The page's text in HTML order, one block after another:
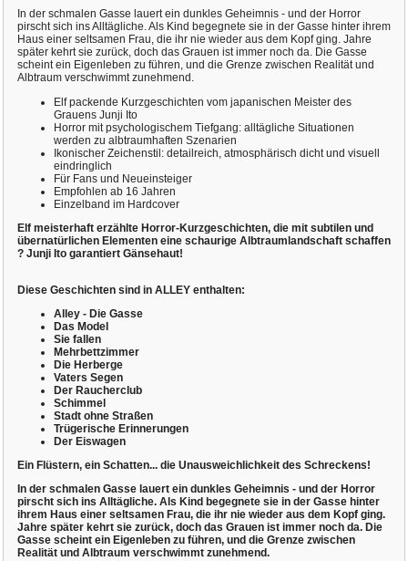
In der schmalen Gasse lauert ein dunkles Geheimnis - und der Horror
pirscht sich ins Alltägliche. Als Kind begegnete sie in der Gasse hinter ihrem
Haus einer seltsamen Frau, die ihr nie wieder aus dem Kopf ging. Jahre
später kehrt sie zurück, doch das Grauen ist immer noch da. Die Gasse
scheint ein Eigenleben zu führen, und die Grenze zwischen Realität und
Albtraum verschwimmt zunehmend.
Elf packende Kurzgeschichten vom japanischen Meister des
Grauens Junji Ito
Horror mit psychologischem Tiefgang: alltägliche Situationen
werden zu albtraumhaften Szenarien
Ikonischer Zeichenstil: detailreich, atmosphärisch dicht und visuell
eindringlich
Für Fans und Neueinsteiger
Empfohlen ab 16 Jahren
Einzelband im Hardcover
Elf meisterhaft erzählte Horror-Kurzgeschichten, die mit subtilen und
übernatürlichen Elementen eine schaurige Albtraumlandschaft schaffen
? Junji Ito garantiert Gänsehaut!
Diese Geschichten sind in ALLEY enthalten:
Alley - Die Gasse
Das Model
Sie fallen
Mehrbettzimmer
Die Herberge
Vaters Segen
Der Raucherclub
Schimmel
Stadt ohne Straßen
Trügerische Erinnerungen
Der Eiswagen
Ein Flüstern, ein Schatten... die Unausweichlichkeit des Schreckens!
In der schmalen Gasse lauert ein dunkles Geheimnis - und der Horror
pirscht sich ins Alltägliche. Als Kind begegnete sie in der Gasse hinter
ihrem Haus einer seltsamen Frau, die ihr nie wieder aus dem Kopf ging.
Jahre später kehrt sie zurück, doch das Grauen ist immer noch da. Die
Gasse scheint ein Eigenleben zu führen, und die Grenze zwischen
Realität und Albtraum verschwimmt zunehmend.